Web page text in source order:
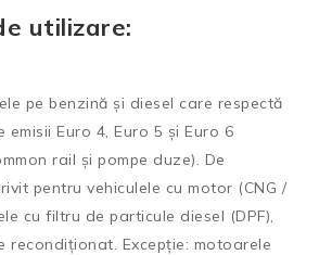
utilizare:
pe benzină și diesel care respectă
Euro 4, Euro 5 și Euro 6
rail și pompe duze). De
pentru vehiculele cu motor (CNG /
cu filtru de particule diesel (DPF),
recondiționat. Excepție: motoarele